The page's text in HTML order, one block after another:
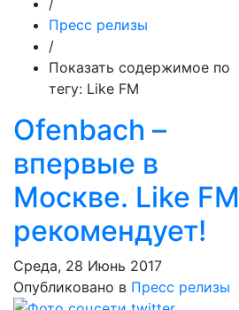
/
Пресс релизы
/
Показать содержимое по
тегу: Like FM
Ofenbach –
впервые в
Москве. Like FM
рекомендует!
Среда, 28 Июнь 2017
Опубликовано в Пресс релизы